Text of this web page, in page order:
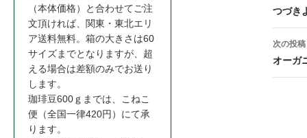
稿
ナ
ビ
つづき
次の投稿
オーガ
（本体価格）と合わせてご注
文頂ければ、関東・東北エリ
ア送料無料。箱の大きさは60
サイズまでとなりますが、超
える場合は差額のみでお送り
します。
珈琲豆600ｇまでは、こねこ
便（全国一律420円）にて承
ります。